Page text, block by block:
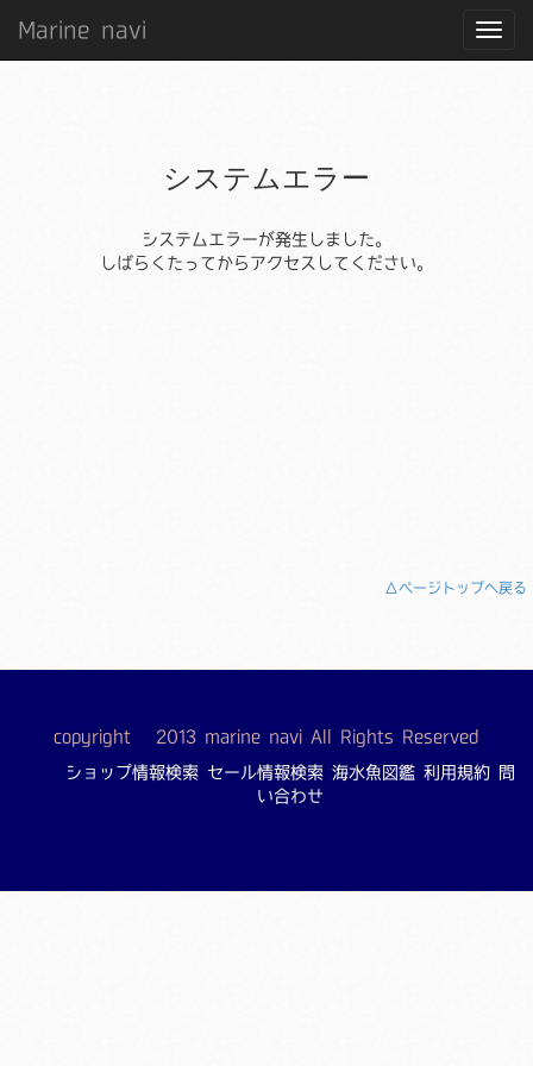
Marine navi
システムエラー
システムエラーが発生しました。
しばらくたってからアクセスしてください。
△ページトップへ戻る
copyright © 2013 marine navi All Rights Reserved
ショップ情報検索 セール情報検索 海水魚図鑑 利用規約
問
い合わせ